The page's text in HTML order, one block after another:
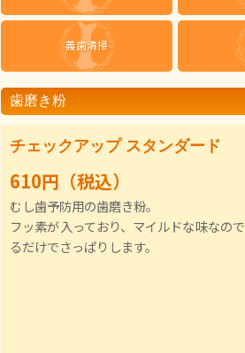
義歯清掃
歯磨き粉
チェックアップ スタンダード
610円（税込）
むし歯予防用の歯磨き粉。
フッ素が入っており、マイルドな味なの
るだけでさっぱりします。